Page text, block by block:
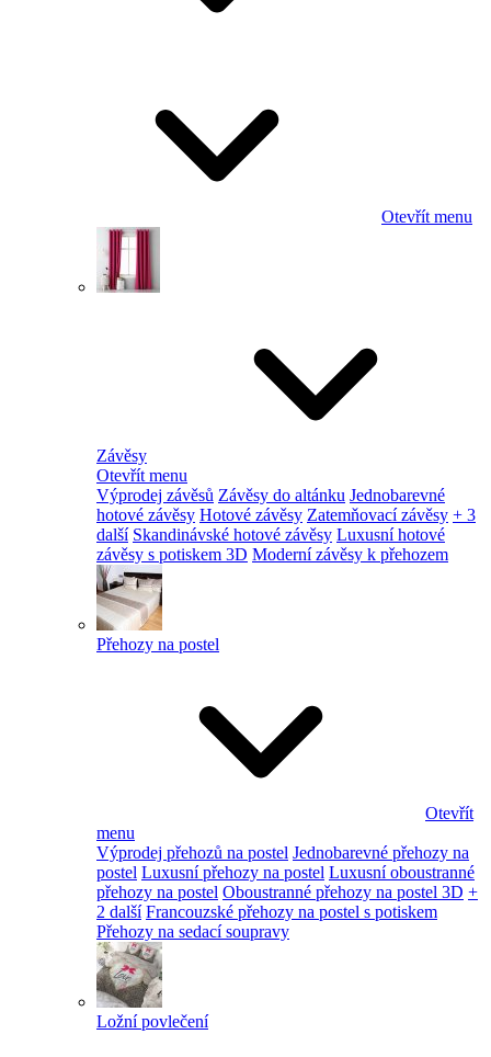
Otevřít menu
Závěsy
Otevřít menu
Výprodej závěsů Závěsy do altánku Jednobarevné
hotové závěsy Hotové závěsy Zatemňovací závěsy + 3
další Skandinávské hotové závěsy Luxusní hotové
závěsy s potiskem 3D Moderní závěsy k přehozem
Přehozy na postel
Otevřít
menu
Výprodej přehozů na postel Jednobarevné přehozy na
postel Luxusní přehozy na postel Luxusní oboustranné
přehozy na postel Oboustranné přehozy na postel 3D +
2 další Francouzské přehozy na postel s potiskem
Přehozy na sedací soupravy
Ložní povlečení